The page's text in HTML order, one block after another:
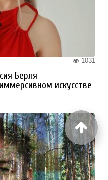
1031
Берля
искусстве